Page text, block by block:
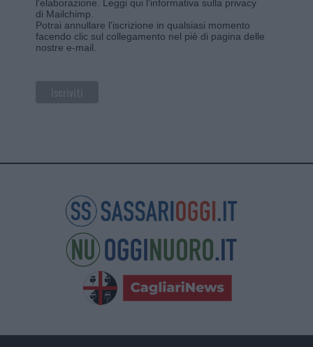
l'elaborazione. Leggi qui l'informativa sulla privacy
di Mailchimp
Potrai annullare l'iscrizione in qualsiasi momento
facendo clic sul collegamento nel piè di pagina delle
nostre e-mail.